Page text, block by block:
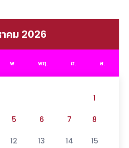
คม 2026
พ. พฤ. ศ. ส.
1
5 6 7 8
12 13 14 15